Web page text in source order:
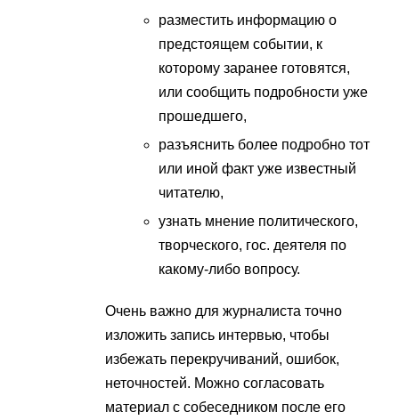
разместить информацию о
предстоящем событии, к
которому заранее готовятся,
или сообщить подробности уже
прошедшего,
разъяснить более подробно тот
или иной факт уже известный
читателю,
узнать мнение политического,
творческого, гос. деятеля по
какому-либо вопросу.
Очень важно для журналиста точно
изложить запись интервью, чтобы
избежать перекручиваний, ошибок,
неточностей. Можно согласовать
материал с собеседником после его